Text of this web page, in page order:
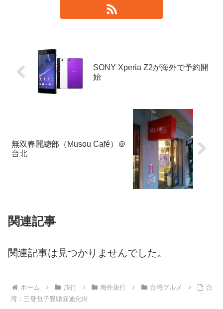
SONY Xperia Z2が海外で予約開
始
無双春麗總部（Musou Café）＠
台北
関連記事
関連記事は見つかりませんでした。
ホーム 旅行 海外旅行 台湾グルメ
台
湾：三發包子饅頭@迪化街